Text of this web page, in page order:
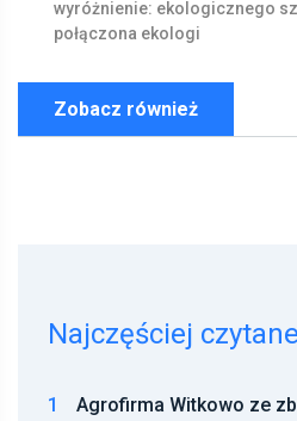
wyróżnienie: ekologicznego
połączona ekologi
Zobacz również
Najczęściej czytane
1
Agrofirma Witkowo ze